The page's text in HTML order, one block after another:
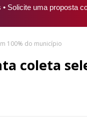
• Solicite uma proposta
100% do município
coleta